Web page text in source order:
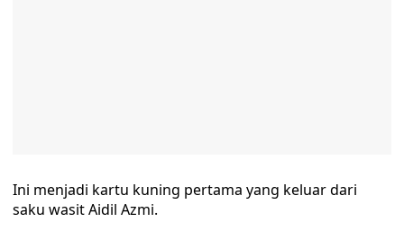
Ini menjadi kartu kuning pertama yang keluar dari
saku wasit Aidil Azmi.